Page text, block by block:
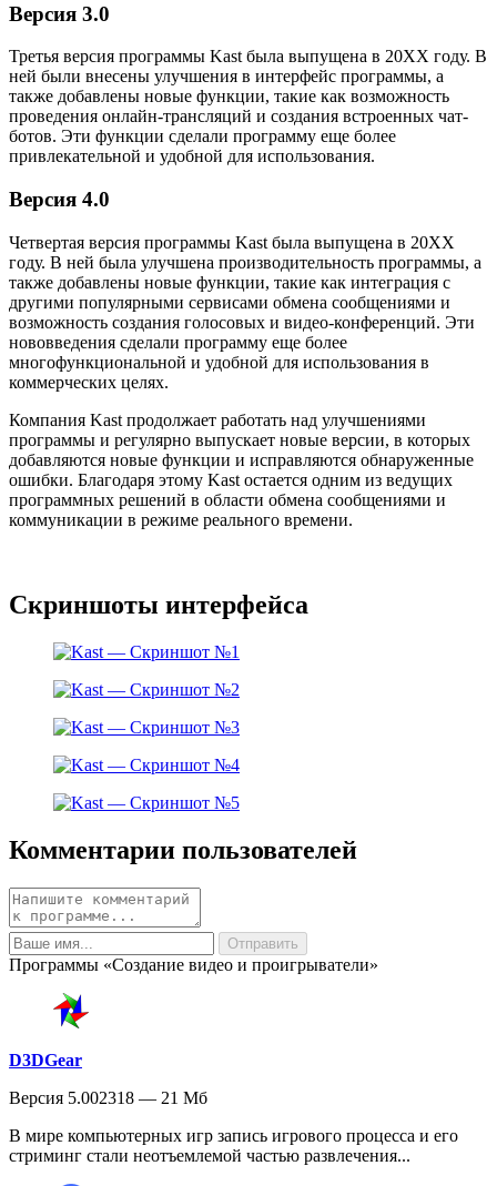
Версия 3.0
Третья версия программы Kast была выпущена в 20XX году. В
ней были внесены улучшения в интерфейс программы, а
также добавлены новые функции, такие как возможность
проведения онлайн-трансляций и создания встроенных чат-
ботов. Эти функции сделали программу еще более
привлекательной и удобной для использования.
Версия 4.0
Четвертая версия программы Kast была выпущена в 20XX
году. В ней была улучшена производительность программы, а
также добавлены новые функции, такие как интеграция с
другими популярными сервисами обмена сообщениями и
возможность создания голосовых и видео-конференций. Эти
нововведения сделали программу еще более
многофункциональной и удобной для использования в
коммерческих целях.
Компания Kast продолжает работать над улучшениями
программы и регулярно выпускает новые версии, в которых
добавляются новые функции и исправляются обнаруженные
ошибки. Благодаря этому Kast остается одним из ведущих
программных решений в области обмена сообщениями и
коммуникации в режиме реального времени.
Скриншоты интерфейса
Комментарии пользователей
Программы «Создание видео и проигрыватели»
D3DGear
Версия 5.002318 — 21 Мб
В мире компьютерных игр запись игрового процесса и его
стриминг стали неотъемлемой частью развлечения...